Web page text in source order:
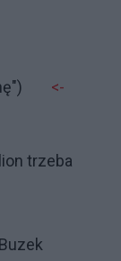
<-
trzeba